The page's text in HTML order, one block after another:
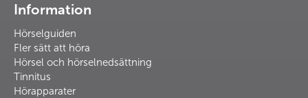
Information
Hörselguiden
Fler sätt att höra
Hörsel och hörselnedsättning
Tinnitus
Hörapparater